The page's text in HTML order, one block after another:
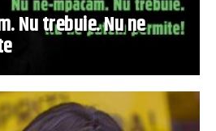
Nu trebuie. Nu ne